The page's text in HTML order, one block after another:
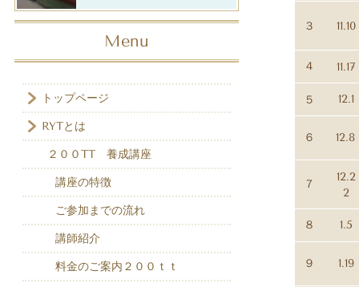
３ 11.10
４ 11.17
５ 12.1
６ 12.8
７
12.2
2
８ 1.5
９ 1.19
Menu
トップページ
RYTとは
２００TT 養成講座
講座の特徴
ご参加までの流れ
講師紹介
料金のご案内２００ｔｔ